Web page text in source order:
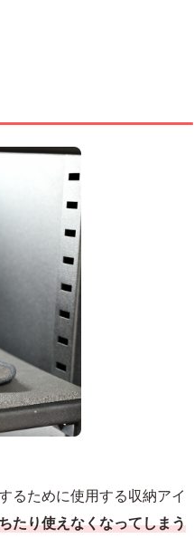
るために使用する収納アイ
たり使えなくなってしまう